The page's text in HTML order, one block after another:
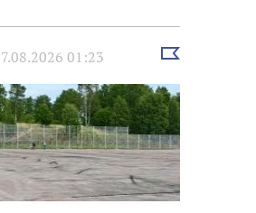
01:23
Выбрать